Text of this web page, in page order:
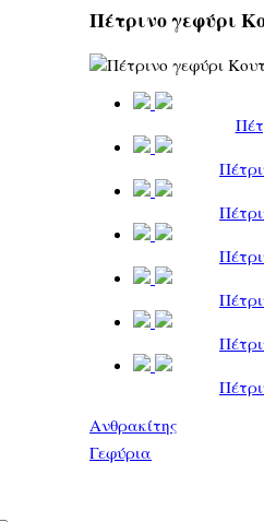
Πέτρινο γεφύρι
Ανθρακίτης
Γεφύρια